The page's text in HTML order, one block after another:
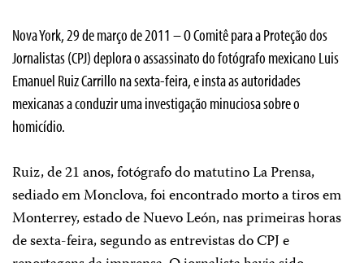
Nova York, 29 de março de 2011 – O Comitê para a Proteção dos
Jornalistas (CPJ) deplora o assassinato do fotógrafo mexicano Luis
Emanuel Ruiz Carrillo na sexta-feira, e insta as autoridades
mexicanas a conduzir uma investigação minuciosa sobre o
homicídio.
Ruiz, de 21 anos, fotógrafo do matutino La Prensa,
sediado em Monclova, foi encontrado morto a tiros em
Monterrey, estado de Nuevo León, nas primeiras horas
de sexta-feira, segundo as entrevistas do CPJ e